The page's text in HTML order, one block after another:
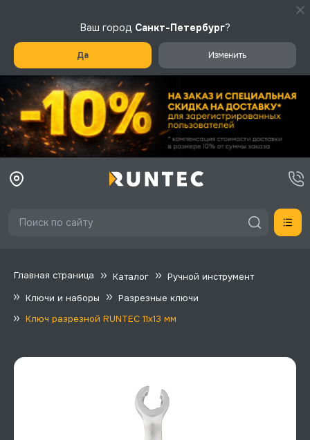
Ваш город Санкт-Петербург?
Да Изменить
Главная страница Каталог
Ручной инструмент
Ключи и наборы
Разрезные ключи
Ключ разрезной RUNTEC 11x13 мм